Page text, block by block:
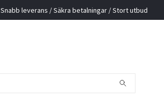
Snabb leverans / Säkra betalningar / Stort utbud